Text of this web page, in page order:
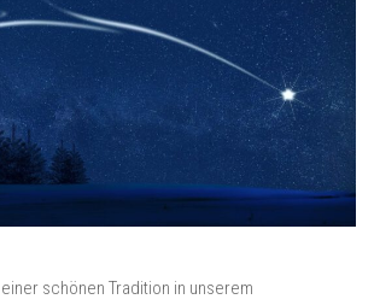
schönen Tradition in unserem